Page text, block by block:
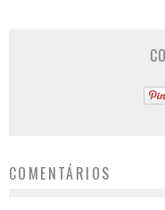
COMENTÁRIOS